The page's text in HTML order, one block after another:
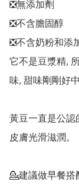
❎無添加劑
❎不含膽固醇
❎不含奶粉和添
它不是豆漿精,
味, 甜味剛剛好
黃豆一直是公認
皮膚光滑滋潤。
💁建議做早餐搭